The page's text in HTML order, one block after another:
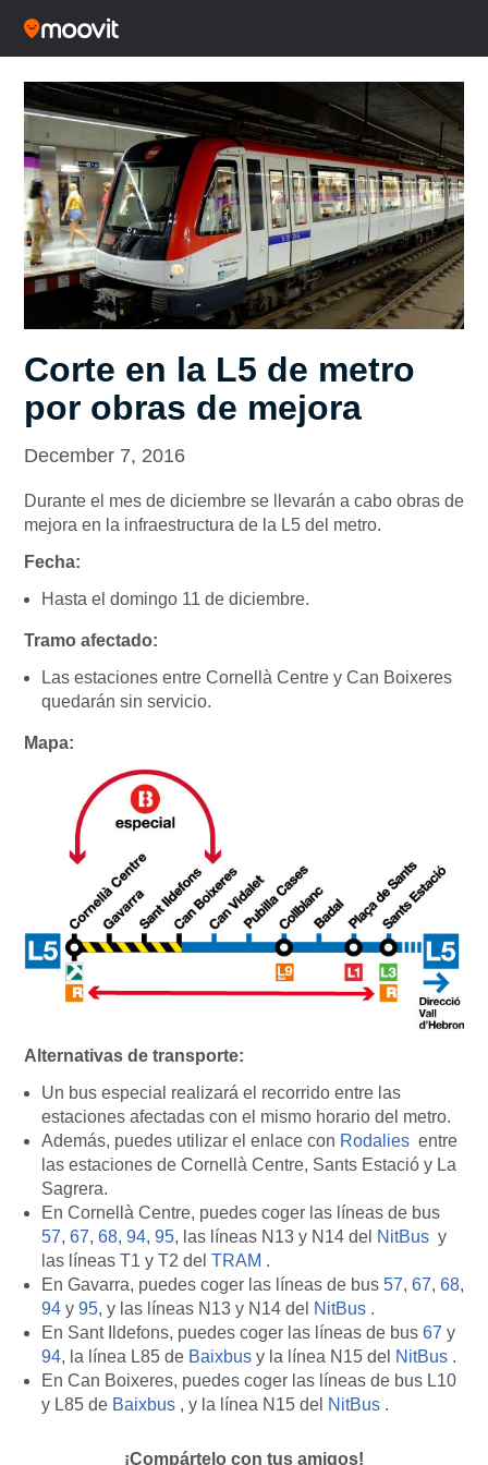
Corte en la L5 de metro
por obras de mejora
December 7, 2016
Durante el mes de diciembre se llevarán a cabo obras de
mejora en la infraestructura de la L5 del metro.
Fecha:
Hasta el domingo 11 de diciembre.
Tramo afectado:
Las estaciones entre Cornellà Centre y Can Boixeres
quedarán sin servicio.
Mapa:
Alternativas de transporte:
Un bus especial realizará el recorrido entre las
estaciones afectadas con el mismo horario del metro.
Además, puedes utilizar el enlace con Rodalies entre
las estaciones de Cornellà Centre, Sants Estació y La
Sagrera.
En Cornellà Centre, puedes coger las líneas de bus
57, 67, 68, 94, 95, las líneas N13 y N14 del NitBus y
las líneas T1 y T2 del TRAM .
En Gavarra, puedes coger las líneas de bus 57, 67, 68,
94 y 95, y las líneas N13 y N14 del NitBus .
En Sant Ildefons, puedes coger las líneas de bus 67 y
94, la línea L85 de Baixbus y la línea N15 del NitBus .
En Can Boixeres, puedes coger las líneas de bus L10
y L85 de Baixbus , y la línea N15 del NitBus .
¡Compártelo con tus amigos!